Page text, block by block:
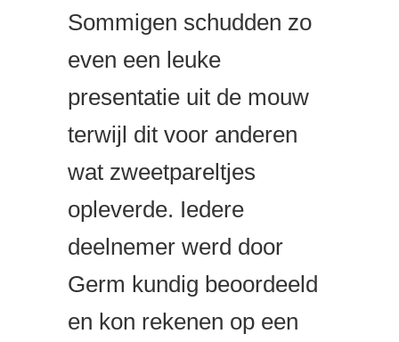
Sommigen schudden zo
even een leuke
presentatie uit de mouw
terwijl dit voor anderen
wat zweetpareltjes
opleverde. Iedere
deelnemer werd door
Germ kundig beoordeeld
en kon rekenen op een